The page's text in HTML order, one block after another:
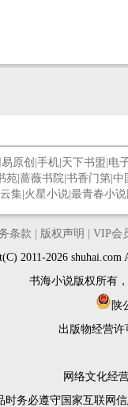
易原创 手机 天下书盟 电
苑 蔷薇书院 书香门第 中
集 火星小说 最青春小
条款 版权声明
VIP会
2011-2026
书海小说版权所有
陕
出版物经营许
网络文化经
时务必遵守国家互联网